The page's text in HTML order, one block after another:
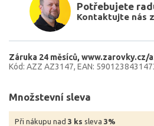
Potřebujete
Kontaktujte nás
Záruka 24 měsíců www.zarovky.cz/
Kód: AZZ AZ3147 EAN:
Množstevní sleva
Při nákupu nad 3 ks sleva 3%